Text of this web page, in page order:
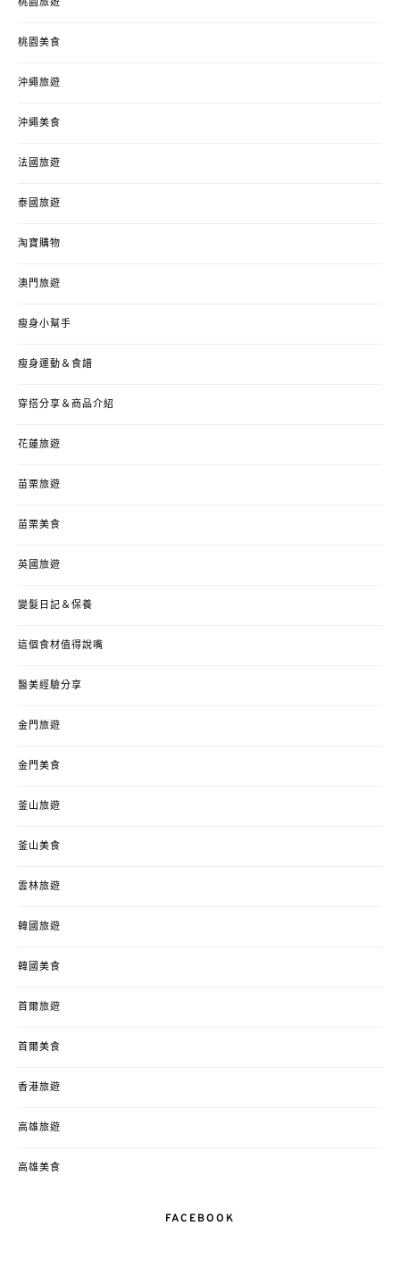
桃園旅遊
桃園美食
沖繩旅遊
沖繩美食
法國旅遊
泰國旅遊
淘寶購物
澳門旅遊
瘦身小幫手
瘦身運動＆食譜
穿搭分享＆商品介紹
花蓮旅遊
苗栗旅遊
苗栗美食
英國旅遊
變髮日記＆保養
這個食材值得說嘴
醫美經驗分享
金門旅遊
金門美食
釜山旅遊
釜山美食
雲林旅遊
韓國旅遊
韓國美食
首爾旅遊
首爾美食
香港旅遊
高雄旅遊
高雄美食
FACEBOOK